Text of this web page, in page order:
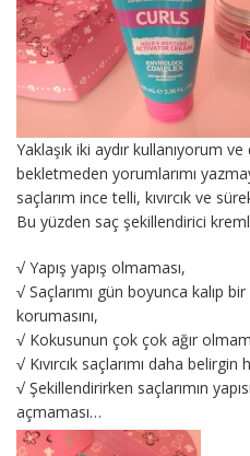
Yaklaşık iki aydır kullanıyorum
bekletmeden yorumlarımı
saçlarım ince telli, kıvırcık ve
Bu yüzden saç şekillendirici
√ Yapış yapış olmaması,
√ Saçlarımı gün boyunca kalıp
korumasını,
√ Kokusunun çok çok ağır
√ Kıvırcık saçlarımı daha
√ Şekillendirirken saçlarımın
açmaması…